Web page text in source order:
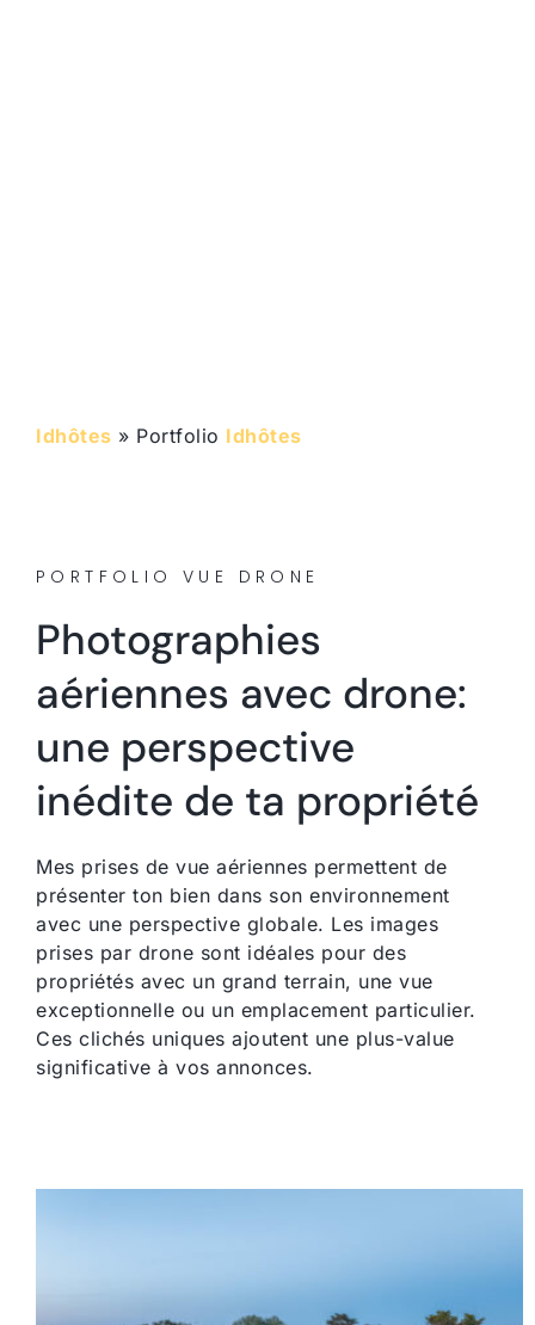
Idhôtes » Portfolio Idhôtes
PORTFOLIO VUE DRONE
Photographies
aériennes avec drone:
une perspective
inédite de ta propriété
Mes prises de vue aériennes permettent de
présenter ton bien dans son environnement
avec une perspective globale. Les images
prises par drone sont idéales pour des
propriétés avec un grand terrain, une vue
exceptionnelle ou un emplacement particulier.
Ces clichés uniques ajoutent une plus-value
significative à vos annonces.